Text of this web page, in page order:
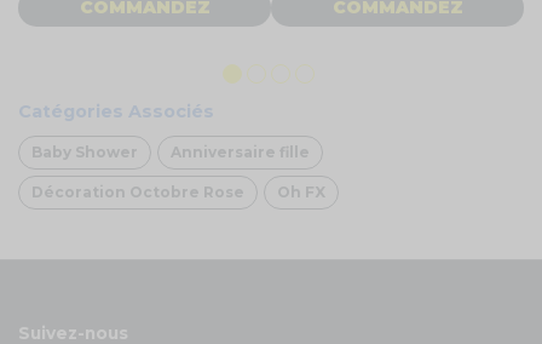
COMMANDEZ COMMANDEZ
Catégories Associés
Baby Shower Anniversaire fille
Décoration Octobre Rose Oh FX
Suivez-nous